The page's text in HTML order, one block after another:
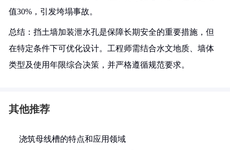
值30%，引发垮塌事故。
总结：挡土墙加装泄水孔是保障长期安全的重要措施，但
在特定条件下可优化设计。工程师需结合水文地质、墙体
类型及使用年限综合决策，并严格遵循规范要求。
其他推荐
浇筑母线槽的特点和应用领域